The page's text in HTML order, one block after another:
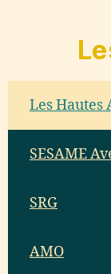
Les Hautes
SESAME
SRG
AMO